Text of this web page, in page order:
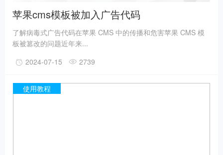
苹果cms模板被加入广告代码
了解病毒式广告代码在苹果 CMS 中的传播和危害苹果 CMS 模
板被篡改的问题近年来...
2024-07-15
2739
使用教程